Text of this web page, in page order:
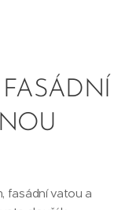
fasádní vatou a